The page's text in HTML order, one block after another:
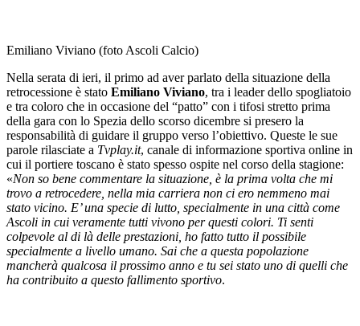
Emiliano Viviano (foto Ascoli Calcio)
Nella serata di ieri, il primo ad aver parlato della situazione della
retrocessione è stato Emiliano Viviano, tra i leader dello spogliatoio
e tra coloro che in occasione del “patto” con i tifosi stretto prima
della gara con lo Spezia dello scorso dicembre si presero la
responsabilità di guidare il gruppo verso l’obiettivo. Queste le sue
parole rilasciate a Tvplay.it, canale di informazione sportiva online in
cui il portiere toscano è stato spesso ospite nel corso della stagione:
«Non so bene commentare la situazione, è la prima volta che mi
trovo a retrocedere, nella mia carriera non ci ero nemmeno mai
stato vicino. E’ una specie di lutto, specialmente in una città come
Ascoli in cui veramente tutti vivono per questi colori. Ti senti
colpevole al di là delle prestazioni, ho fatto tutto il possibile
specialmente a livello umano. Sai che a questa popolazione
mancherà qualcosa il prossimo anno e tu sei stato uno di quelli che
ha contribuito a questo fallimento sportivo.